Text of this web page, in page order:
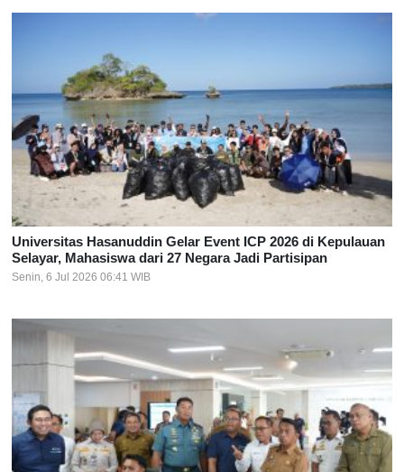
Universitas Hasanuddin Gelar Event ICP 2026 di Kepulauan
Selayar, Mahasiswa dari 27 Negara Jadi Partisipan
Senin, 6 Jul 2026 06:41 WIB